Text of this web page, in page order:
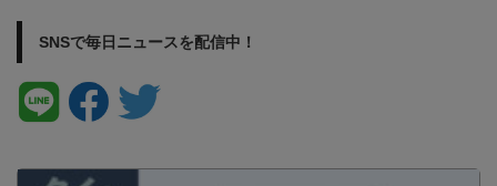
SNSで毎日ニュースを配信中！